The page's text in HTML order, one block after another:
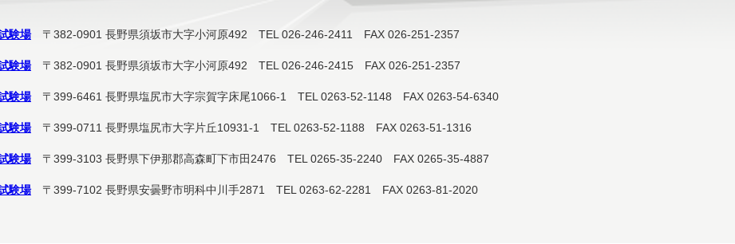
験場 〒382-0901 長野県須坂市大字小河原492 TEL 026-246-2411 FAX 026-251-2357
験場 〒382-0901 長野県須坂市大字小河原492 TEL 026-246-2415 FAX 026-251-2357
験場 〒399-6461 長野県塩尻市大字宗賀字床尾1066-1 TEL 0263-52-1148 FAX 0263-54-6340
験場 〒399-0711 長野県塩尻市大字片丘10931-1 TEL 0263-52-1188 FAX 0263-51-1316
験場 〒399-3103 長野県下伊那郡高森町下市田2476 TEL 0265-35-2240 FAX 0265-35-4887
験場 〒399-7102 長野県安曇野市明科中川手2871 TEL 0263-62-2281 FAX 0263-81-2020